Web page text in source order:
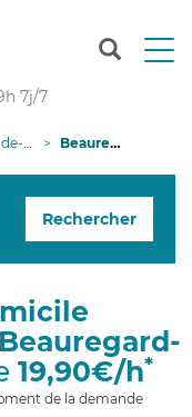
T
n
g
i
7j/7
Beauregard-l'Évêque
Rechercher
19,90€/h*
de la demande